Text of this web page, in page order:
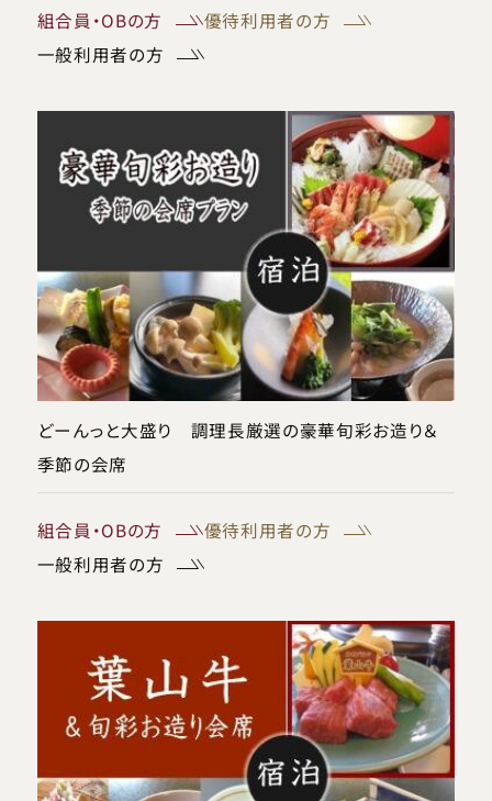
組合員・OBの方
優待利用者の方
一般利用者の方
どーんっと大盛り 調理長厳選の豪華旬彩お造り＆
季節の会席
組合員・OBの方
優待利用者の方
一般利用者の方